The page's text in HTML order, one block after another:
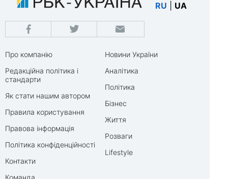
RU UA
Про компанію
Редакційна політика і
стандарти
Як стати нашим автором
Правила користування
Правова інформація
Політика конфіденційності
Контакти
Новини України
Аналітика
Політика
Бізнес
Життя
Розваги
Lifestyle